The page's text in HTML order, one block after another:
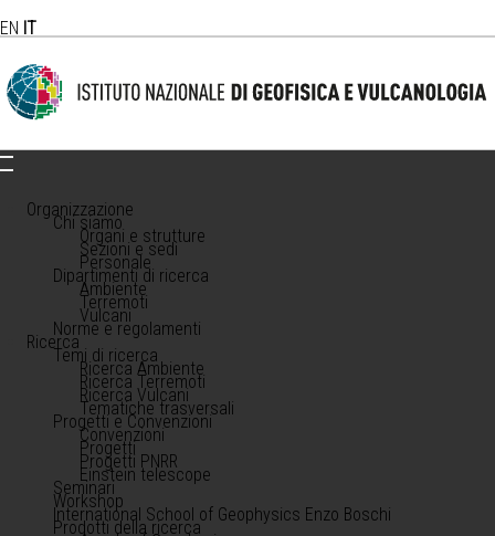
EN IT
Organizzazione
Chi siamo
Organi e strutture
Sezioni e sedi
Personale
Dipartimenti di ricerca
Ambiente
Terremoti
Vulcani
Norme e regolamenti
Ricerca
Temi di ricerca
Ricerca Ambiente
Ricerca Terremoti
Ricerca Vulcani
Tematiche trasversali
Progetti e Convenzioni
Convenzioni
Progetti
Progetti PNRR
Einstein telescope
Seminari
Workshop
International School of Geophysics Enzo Boschi
Prodotti della ricerca